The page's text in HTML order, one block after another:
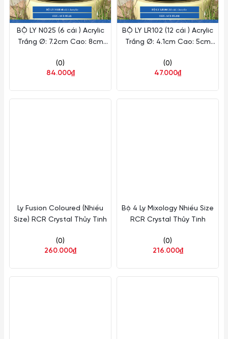
BỘ LY N025 (6 cái ) Acrylic
Trắng Ø: 7.2cm Cao: 8cm
(0)
84.000₫
BỘ LY LR102 (12 cái ) Acrylic
Trắng Ø: 4.1cm Cao: 5cm
(0)
47.000₫
Ly Fusion Coloured (Nhiều
Size) RCR Crystal Thủy Tinh
(0)
260.000₫
Bộ 4 Ly Mixology Nhiều Size
RCR Crystal Thủy Tinh
(0)
216.000₫